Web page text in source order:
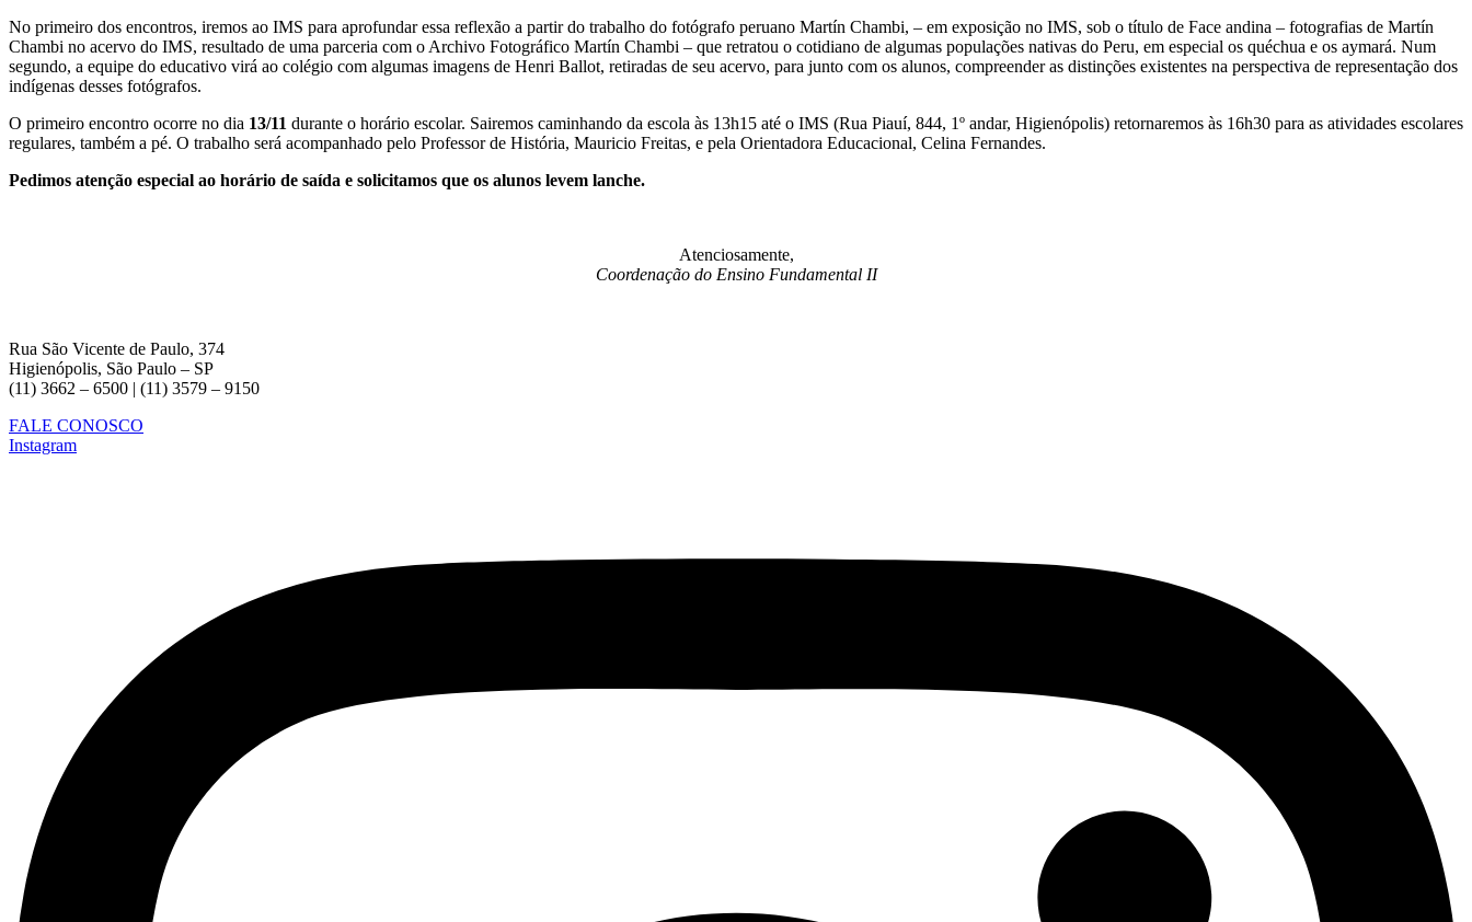
No primeiro dos encontros, iremos ao IMS para aprofundar essa reflexão a partir do trabalho do fotógrafo peruano Martín Chambi, – em exposição no IMS, sob o título de Face andina – fotografias de Martín
Chambi no acervo do IMS, resultado de uma parceria com o Archivo Fotográfico Martín Chambi – que retratou o cotidiano de algumas populações nativas do Peru, em especial os quéchua e os aymará. Num
segundo, a equipe do educativo virá ao colégio com algumas imagens de Henri Ballot, retiradas de seu acervo, para junto com os alunos, compreender as distinções existentes na perspectiva de representação dos
indígenas desses fotógrafos.
O primeiro encontro ocorre no dia 13/11 durante o horário escolar. Sairemos caminhando da escola às 13h15 até o IMS (Rua Piauí, 844, 1º andar, Higienópolis) retornaremos às 16h30 para as atividades escolares
regulares, também a pé. O trabalho será acompanhado pelo Professor de História, Mauricio Freitas, e pela Orientadora Educacional, Celina Fernandes.
Pedimos atenção especial ao horário de saída e solicitamos que os alunos levem lanche.
Atenciosamente,
Coordenação do Ensino Fundamental II
Rua São Vicente de Paulo, 374
Higienópolis, São Paulo – SP
(11) 3662 – 6500 | (11) 3579 – 9150
FALE CONOSCO
Instagram